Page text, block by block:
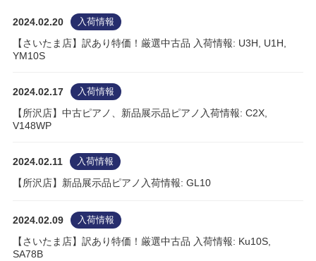
2024.02.20 入荷情報
【さいたま店】訳あり特価！厳選中古品 入荷情報: U3H, U1H,
YM10S
2024.02.17 入荷情報
【所沢店】中古ピアノ、新品展示品ピアノ入荷情報: C2X,
V148WP
2024.02.11 入荷情報
【所沢店】新品展示品ピアノ入荷情報: GL10
2024.02.09 入荷情報
【さいたま店】訳あり特価！厳選中古品 入荷情報: Ku10S,
SA78B